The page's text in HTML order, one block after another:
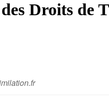
Droits de